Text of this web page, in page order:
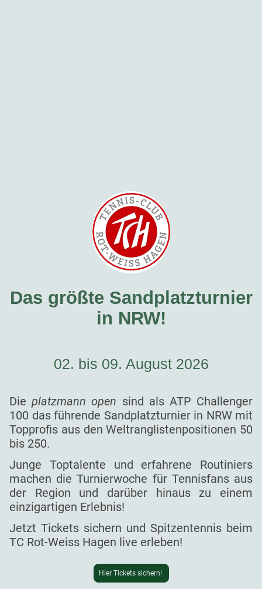
Das größte Sandplatzturnier
in NRW!
02. bis 09. August 2026
Dieplatzmann open sind als ATP Challenger
100 das führende Sandplatzturnier in NRW mit
Topprofis aus den Weltranglistenpositionen 50
bis 250.
Junge Toptalente und erfahrene Routiniers
machen die Turnierwoche für Tennisfans aus
der Region und darüber hinaus zu einem
einzigartigen Erlebnis!
Jetzt Tickets sichern und Spitzentennis beim
TC Rot-Weiss Hagen live erleben!
Hier Tickets sichern!